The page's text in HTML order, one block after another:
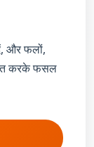
और फलों,
करके फसल